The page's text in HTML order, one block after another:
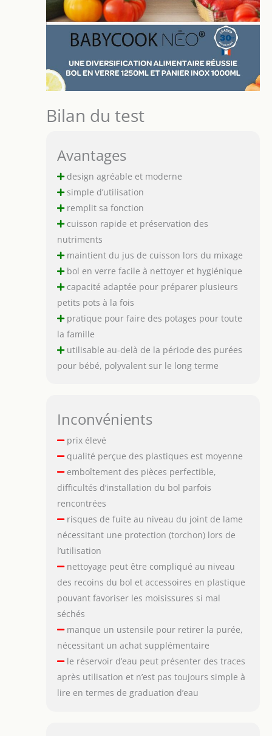
Bilan du test
Avantages
design agréable et moderne
simple d’utilisation
remplit sa fonction
cuisson rapide et préservation des
nutriments
maintient du jus de cuisson lors du mixage
bol en verre facile à nettoyer et hygiénique
capacité adaptée pour préparer plusieurs
petits pots à la fois
pratique pour faire des potages pour toute
la famille
utilisable au-delà de la période des purées
pour bébé, polyvalent sur le long terme
Inconvénients
prix élevé
qualité perçue des plastiques est moyenne
emboîtement des pièces perfectible,
difficultés d’installation du bol parfois
rencontrées
risques de fuite au niveau du joint de lame
nécessitant une protection (torchon) lors de
l’utilisation
nettoyage peut être compliqué au niveau
des recoins du bol et accessoires en plastique
pouvant favoriser les moisissures si mal
séchés
manque un ustensile pour retirer la purée,
nécessitant un achat supplémentaire
le réservoir d’eau peut présenter des traces
après utilisation et n’est pas toujours simple à
lire en termes de graduation d’eau